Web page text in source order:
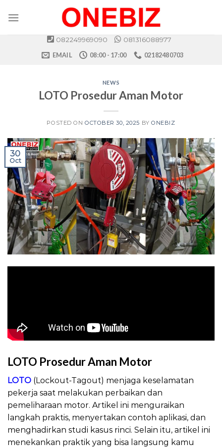
082249969090
081316088977
EMAIL
08:00 - 17:00 02182480703
NEWS
LOTO Prosedur Aman Motor
POSTED ON OCTOBER 30, 2025 BYONEBIZ
30
Oct
LOTO Prosedur Aman Motor
LOTO (Lockout-Tagout) menjaga keselamatan
pekerja saat melakukan perbaikan dan
pemeliharaan motor. Artikel ini menguraikan
langkah praktis, menyertakan contoh aplikasi, dan
menghadirkan studi kasus rinci. Selain itu, artikel ini
menekankan praktik yang bisa langsung kamu